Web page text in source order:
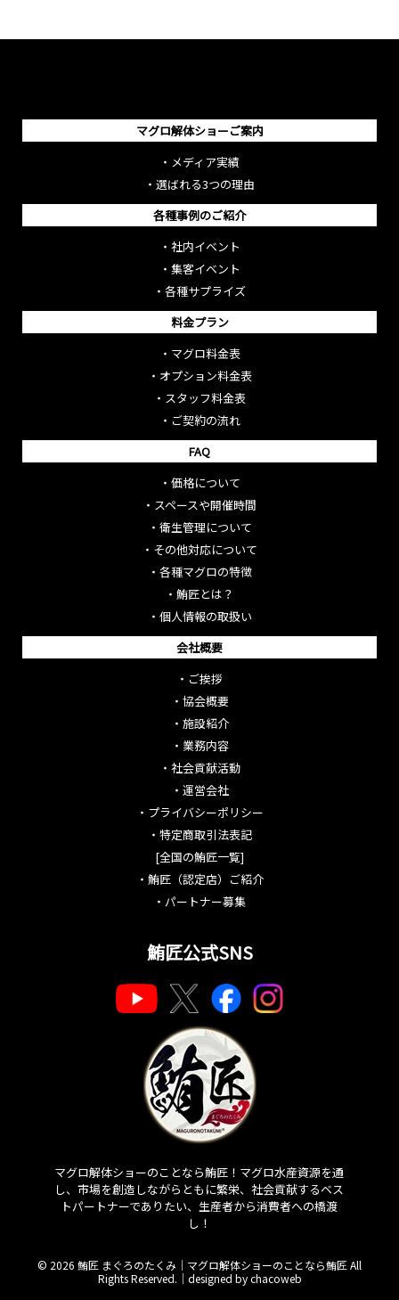
マグロ解体ショーご案内
・ メディア実績
・ 選ばれる3つの理由
各種事例のご紹介
・ 社内イベント
・ 集客イベント
・ 各種サプライズ
料金プラン
・ マグロ料金表
・ オプション料金表
・ スタッフ料金表
・ ご契約の流れ
FAQ
・ 価格について
・ スペースや開催時間
・ 衛生管理について
・ その他対応について
・ 各種マグロの特徴
・ 鮪匠とは？
・ 個人情報の取扱い
会社概要
・ ご挨拶
・ 協会概要
・ 施設紹介
・ 業務内容
・ 社会貢献活動
・ 運営会社
・ プライバシーポリシー
・ 特定商取引法表記
[全国の鮪匠一覧]
・ 鮪匠（認定店）ご紹介
・ パートナー募集
鮪匠公式SNS
マグロ解体ショーのことなら鮪匠！マグロ水産資源を通
し、市場を創造しながらともに繁栄、社会貢献するベス
トパートナーでありたい、生産者から消費者への橋渡
し！
© 2026 鮪匠 まぐろのたくみ｜マグロ解体ショーのことなら鮪匠 All
Rights Reserved.｜ designed by chacoweb